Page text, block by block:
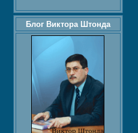
Блог Виктора Штонда